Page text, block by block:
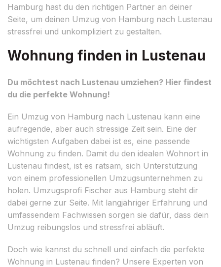
Hamburg hast du den richtigen Partner an deiner
Seite, um deinen Umzug von Hamburg nach Lustenau
stressfrei und unkompliziert zu gestalten.
Wohnung finden in Lustenau
Du möchtest nach Lustenau umziehen? Hier findest
du die perfekte Wohnung!
Ein Umzug von Hamburg nach Lustenau kann eine
aufregende, aber auch stressige Zeit sein. Eine der
wichtigsten Aufgaben dabei ist es, eine passende
Wohnung zu finden. Damit du den idealen Wohnort in
Lustenau findest, ist es ratsam, sich Unterstützung
von einem professionellen Umzugsunternehmen zu
holen. Umzugsprofi Fischer aus Hamburg steht dir
dabei gerne zur Seite. Mit langjähriger Erfahrung und
umfassendem Fachwissen sorgen sie dafür, dass dein
Umzug reibungslos und stressfrei abläuft.
Doch wie kannst du schnell und einfach die perfekte
Wohnung in Lustenau finden? Unsere Experten von